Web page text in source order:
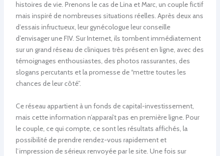
histoires de vie. Prenons le cas de Lina et Marc, un couple fictif
mais inspiré de nombreuses situations réelles. Après deux ans
d’essais infructueux, leur gynécologue leur conseille
d’envisager une FIV. Sur Internet, ils tombent immédiatement
sur un grand réseau de cliniques très présent en ligne, avec des
témoignages enthousiastes, des photos rassurantes, des
slogans percutants et la promesse de “mettre toutes les
chances de leur côté”.
Ce réseau appartient à un fonds de capital-investissement,
mais cette information n’apparaît pas en première ligne. Pour
le couple, ce qui compte, ce sont les résultats affichés, la
possibilité de prendre rendez-vous rapidement et
l’impression de sérieux renvoyée par le site. Une fois sur